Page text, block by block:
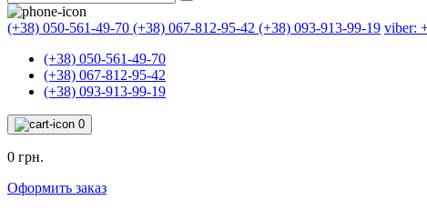
(+38) 050-561-49-70 (+38) 067-812-95-42 (+38) 093-913-99-19 viber:
(+38) 050-561-49-70
(+38) 067-812-95-42
(+38) 093-913-99-19
0
0 грн.
Оформить заказ